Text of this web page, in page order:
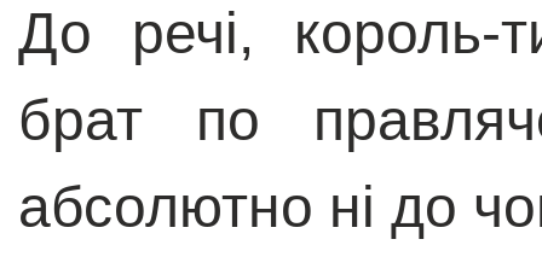
До речі, король-
брат по
абсолютно ні до